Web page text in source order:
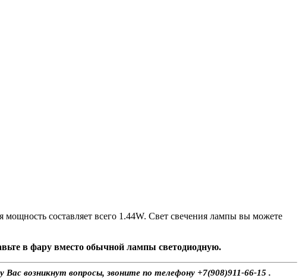
мощность составляет всего 1.44W. Свет свечения лампы вы можете
в фару вместо обычной лампы светодиодную.
возникнут вопросы, звоните по телефону +7(908)911-66-15 .